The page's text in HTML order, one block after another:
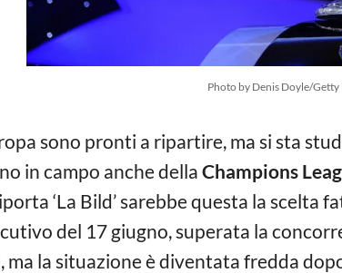
Photo by Denis Doyle/Getty
sono pronti a ripartire, ma si sta
in campo anche della Champions
‘La Bild’ sarebbe questa la scelta
del 17 giugno, superata la
ma la situazione è diventata fredda